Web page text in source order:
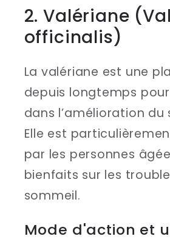
2. Valériane
officinalis)
La valériane est une
depuis longtemps
dans l’amélioration du
Elle est
par les personnes
bienfaits sur les
sommeil.
Mode d'action et